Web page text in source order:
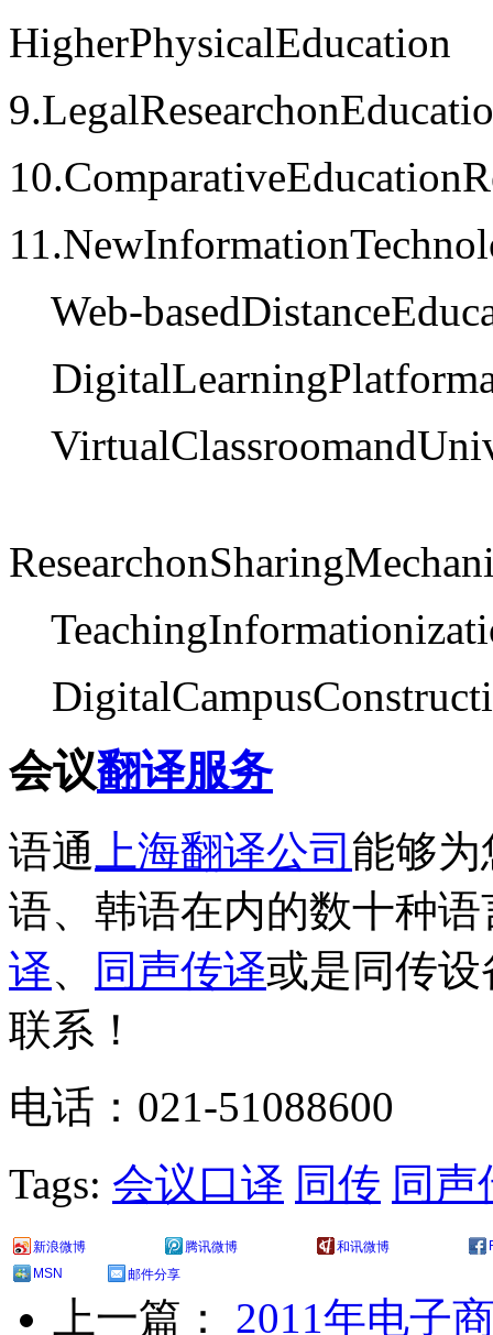
HigherPhysicalEducation
Web-
会议翻译服务
语通 上海翻译公司 能够
语、韩语在内的数十种语
译、 同声传译或是同传
联系！
电话：021-51088600
Tags: 会议口译 同传 同声
新浪微博 腾讯微博 和讯微博
MSN
邮件分享
上一篇： 2011年电子